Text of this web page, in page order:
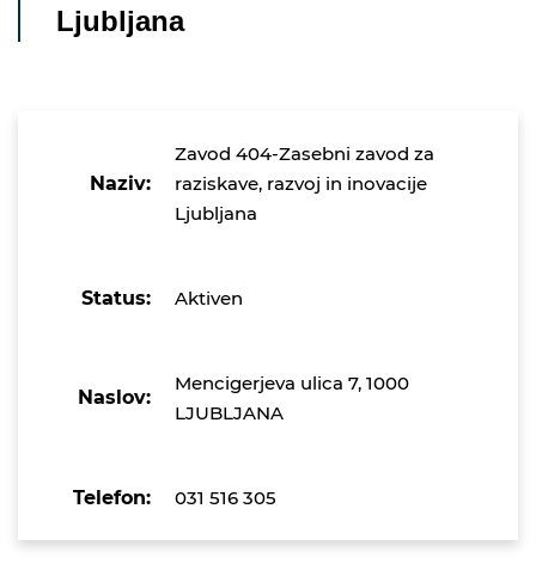
Ljubljana
Naziv:
Zavod 404-Zasebni zavod za
raziskave, razvoj in inovacije
Ljubljana
Status: Aktiven
Naslov:
Mencigerjeva ulica 7, 1000
LJUBLJANA
Telefon: 031 516 305